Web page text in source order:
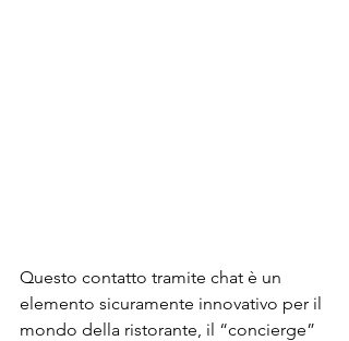
Questo contatto tramite chat è un
elemento sicuramente innovativo per il
mondo della ristorante, il “concierge”